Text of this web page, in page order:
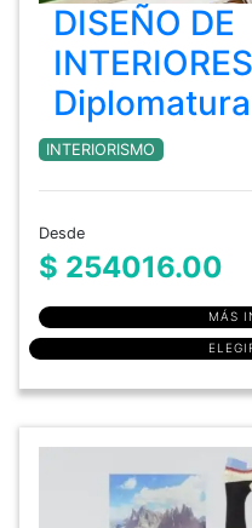
DISEÑO DE
Diplomatura
INTERIORISMO
Desde
$ 254016.00
MÁS